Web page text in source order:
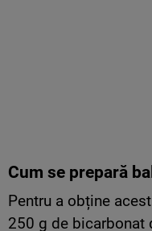
Cum se prepară
Pentru a obține
250 g de bicarbonat